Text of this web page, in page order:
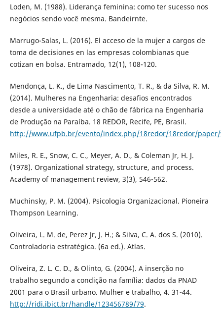
Loden, M. (1988). Liderança feminina: como ter sucesso nos
negócios sendo você mesma. Bandeirnte.
Marrugo-Salas, L. (2016). El acceso de la mujer a cargos de
toma de decisiones en las empresas colombianas que
cotizan en bolsa. Entramado, 12(1), 108-120.
Mendonça, L. K., de Lima Nascimento, T. R., & da Silva, R. M.
(2014). Mulheres na Engenharia: desafios encontrados
desde a universidade até o chão de fábrica na Engenharia
de Produção na Paraíba. 18 REDOR, Recife, PE, Brasil.
http://www.ufpb.br/evento/index.php/18redor/18redor/paper/
Miles, R. E., Snow, C. C., Meyer, A. D., & Coleman Jr, H. J.
(1978). Organizational strategy, structure, and process.
Academy of management review, 3(3), 546-562.
Muchinsky, P. M. (2004). Psicologia Organizacional. Pioneira
Thompson Learning.
Oliveira, L. M. de, Perez Jr, J. H.; & Silva, C. A. dos S. (2010).
Controladoria estratégica. (6a ed.). Atlas.
Oliveira, Z. L. C. D., & Olinto, G. (2004). A inserção no
trabalho segundo a condição na família: dados da PNAD
2001 para o Brasil urbano. Mulher e trabalho, 4. 31-44.
http://ridi.ibict.br/handle/123456789/79.